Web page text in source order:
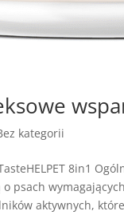
kategorii
8in1
psach
aktywnych,